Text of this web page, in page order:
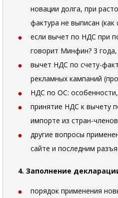
новации долга, при
фактура не выписан (как
если вычет по НДС при
говорит Минфин? 3
вычет НДС по счету-
рекламных кампаний
НДС по ОС:
принятие НДС к вычету
импорте из стран-
другие вопросы
сайте и последним
4. Заполнение
порядок применения